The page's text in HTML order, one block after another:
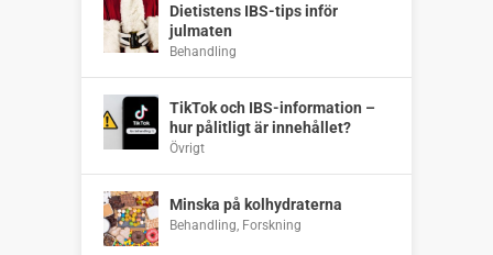
Dietistens IBS-tips inför
julmaten
Behandling
TikTok och IBS-information –
hur pålitligt är innehållet?
Övrigt
Minska på kolhydraterna
Behandling, Forskning